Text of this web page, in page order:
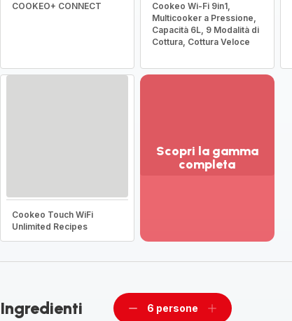
COOKEO+ CONNECT
Cookeo Wi-Fi 9in1,
Multicooker a Pressione,
Capacità 6L, 9 Modalità di
Cottura, Cottura Veloce
Cookeo Touch WiFi
Unlimited Recipes
Scopri la gamma
completa
gamma
Ingredienti
Rimuovi
6 persone
Aggiungi